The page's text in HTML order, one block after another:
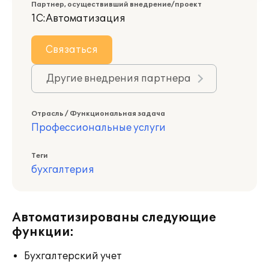
Партнер, осуществивший внедрение/проект
1С:Автоматизация
Связаться
Другие внедрения партнера
Отрасль / Функциональная задача
Профессиональные услуги
Теги
бухгалтерия
Автоматизированы следующие
функции:
Бухгалтерский учет